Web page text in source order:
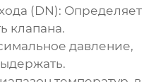
(DN): Определяет
клапана.
давление,